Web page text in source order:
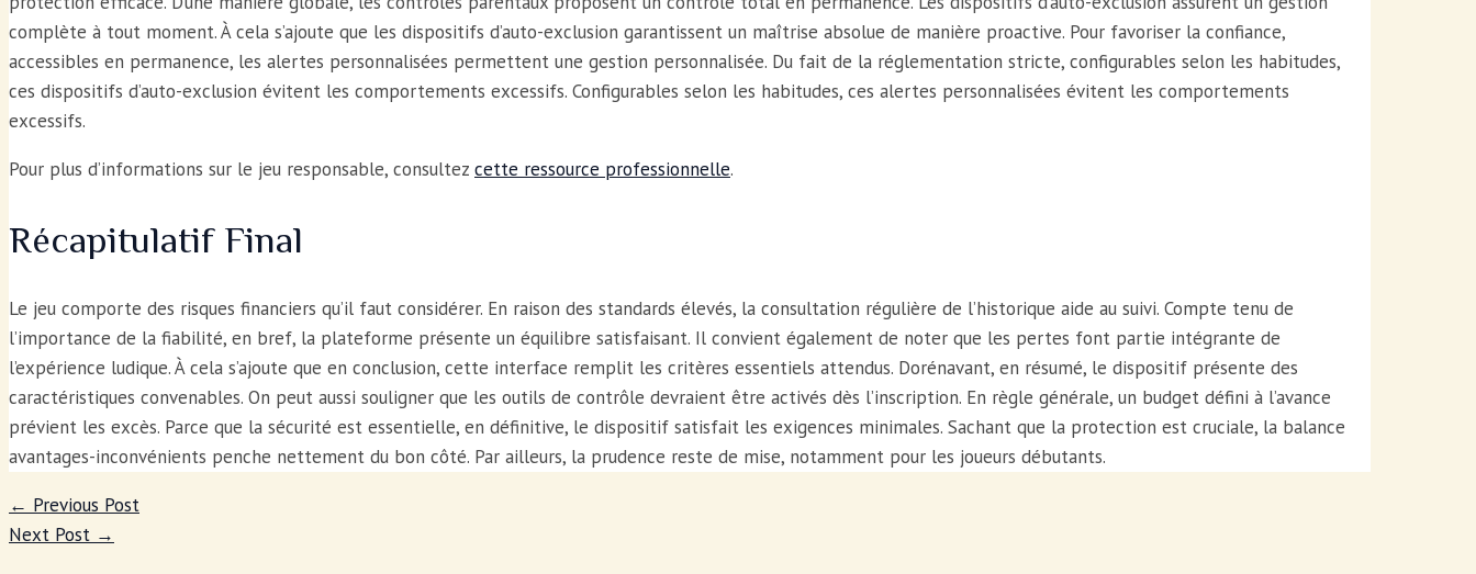
complète à tout moment. À cela s’ajoute que les dispositifs d’auto-exclusion garantissent un maîtrise absolue de manière proactive. Pour favoriser la confiance,
accessibles en permanence, les alertes personnalisées permettent une gestion personnalisée. Du fait de la réglementation stricte, configurables selon les habitudes,
ces dispositifs d’auto-exclusion évitent les comportements excessifs. Configurables selon les habitudes, ces alertes personnalisées évitent les comportements
excessifs.
Pour plus d’informations sur le jeu responsable, consultez cette ressource professionnelle.
Récapitulatif Final
Le jeu comporte des risques financiers qu’il faut considérer. En raison des standards élevés, la consultation régulière de l’historique aide au suivi. Compte tenu de
l’importance de la fiabilité, en bref, la plateforme présente un équilibre satisfaisant. Il convient également de noter que les pertes font partie intégrante de
l’expérience ludique. À cela s’ajoute que en conclusion, cette interface remplit les critères essentiels attendus. Dorénavant, en résumé, le dispositif présente des
caractéristiques convenables. On peut aussi souligner que les outils de contrôle devraient être activés dès l’inscription. En règle générale, un budget défini à l’avance
prévient les excès. Parce que la sécurité est essentielle, en définitive, le dispositif satisfait les exigences minimales. Sachant que la protection est cruciale, la balance
avantages-inconvénients penche nettement du bon côté. Par ailleurs, la prudence reste de mise, notamment pour les joueurs débutants.
← Previous Post
Next Post →